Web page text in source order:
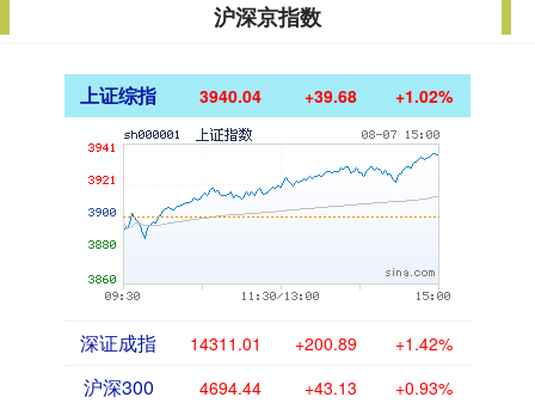
沪深京指数
上证综指 3940.04 +39.68 +1.02%
深证成指 14311.01 +200.89 +1.42%
沪深300 4694.44 +43.13 +0.93%